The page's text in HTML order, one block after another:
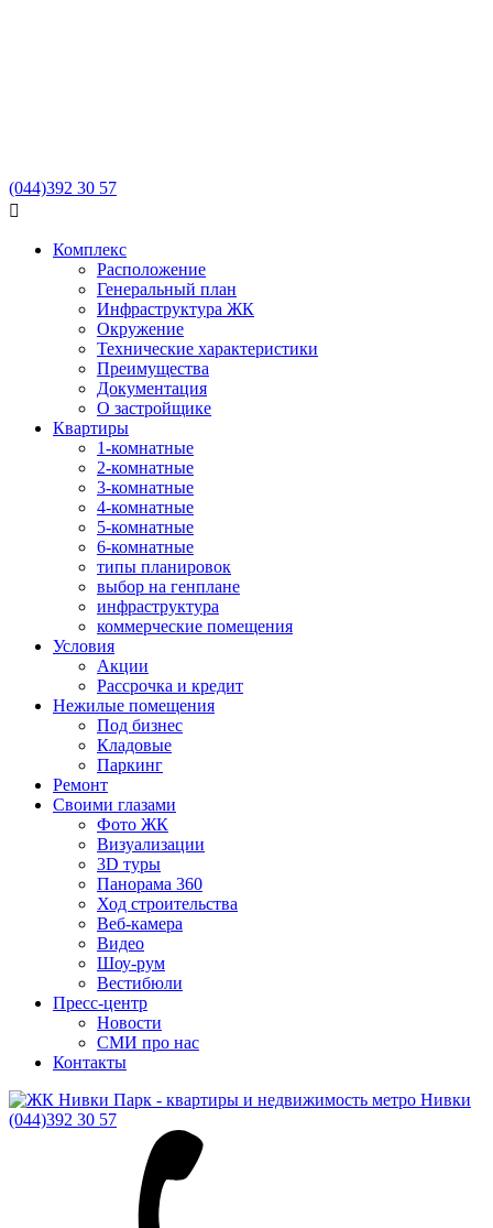
(044)392 30 57

Комплекс
Расположение
Генеральный план
Инфраструктура ЖК
Окружение
Технические характеристики
Преимущества
Документация
О застройщике
Квартиры
1-комнатные
2-комнатные
3-комнатные
4-комнатные
5-комнатные
6-комнатные
типы планировок
выбор на генплане
инфраструктура
коммерческие помещения
Условия
Акции
Рассрочка и кредит
Нежилые помещения
Под бизнес
Кладовые
Паркинг
Ремонт
Своими глазами
Фото ЖК
Визуализации
3D туры
Панорама 360
Ход строительства
Веб-камера
Видео
Шоу-рум
Вестибюли
Пресс-центр
Новости
СМИ про нас
Контакты
(044)392 30 57